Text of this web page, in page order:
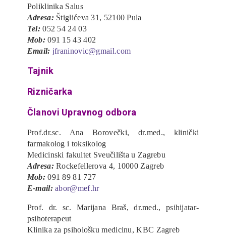
Poliklinika Salus
Adresa:Štiglićeva 31, 52100 Pula
Tel: 052 54 24 03
Mob:091 15 43 402
Email: jfraninovic@gmail.com
Tajnik
Rizničarka
Članovi Upravnog odbora
Prof.dr.sc. Ana Borovečki, dr.med., klinički
farmakolog i toksikolog
Medicinski fakultet Sveučilišta u Zagrebu
Adresa:Rockefellerova 4, 10000 Zagreb
Mob:091 89 81 727
E-mail: abor@mef.hr
Prof. dr. sc. Marijana Braš, dr.med., psihijatar-
psihoterapeut
Klinika za psihološku medicinu, KBC Zagreb